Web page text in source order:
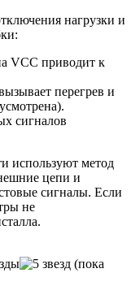
нагрузки и
VCC приводит к
перегрев и
сигналов
используют метод
цепи и
сигналы. Если
не
(пока